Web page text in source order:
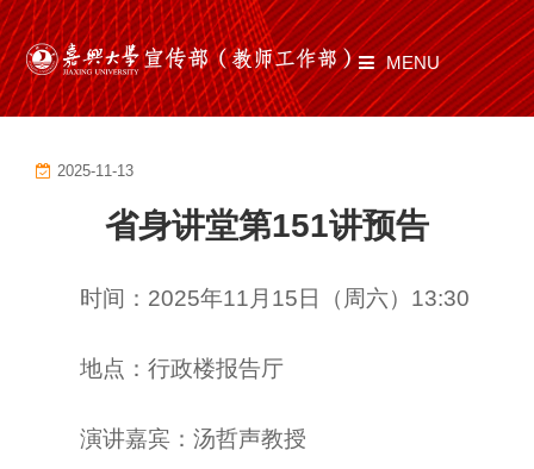
MENU
部门职责
工作动态
师道有光
文化建设
2025-11-13
省身讲堂第151讲预告
时间：2025年11月15日（周六）13:30
地点：行政楼报告厅
演讲嘉宾：汤哲声教授